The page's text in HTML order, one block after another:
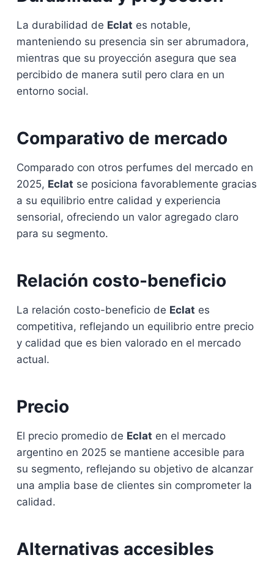
La durabilidad de Eclat es notable,
manteniendo su presencia sin ser abrumadora,
mientras que su proyección asegura que sea
percibido de manera sutil pero clara en un
entorno social.
Comparativo de mercado
Comparado con otros perfumes del mercado en
2025, Eclat se posiciona favorablemente gracias
a su equilibrio entre calidad y experiencia
sensorial, ofreciendo un valor agregado claro
para su segmento.
Relación costo-beneficio
La relación costo-beneficio de Eclat es
competitiva, reflejando un equilibrio entre precio
y calidad que es bien valorado en el mercado
actual.
Precio
El precio promedio de Eclat en el mercado
argentino en 2025 se mantiene accesible para
su segmento, reflejando su objetivo de alcanzar
una amplia base de clientes sin comprometer la
calidad.
Alternativas accesibles